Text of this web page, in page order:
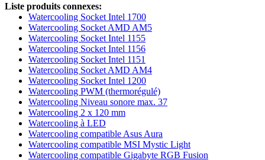
Liste produits connexes:
Watercooling Socket Intel 1700
Watercooling Socket AMD AM5
Watercooling Socket Intel 1155
Watercooling Socket Intel 1156
Watercooling Socket Intel 1151
Watercooling Socket AMD AM4
Watercooling Socket Intel 1200
Watercooling PWM (thermorégulé)
Watercooling Niveau sonore max. 37
Watercooling 2 x 120 mm
Watercooling à LED
Watercooling compatible Asus Aura
Watercooling compatible MSI Mystic Light
Watercooling compatible Gigabyte RGB Fusion